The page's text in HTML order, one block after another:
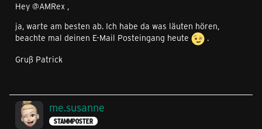
Hey @AMRex ,
ja, warte am besten ab. Ich habe da was läuten hören,
beachte mal deinen E-Mail Posteingang heute
.
Gruß Patrick
me.susanne
STAMMPOSTER